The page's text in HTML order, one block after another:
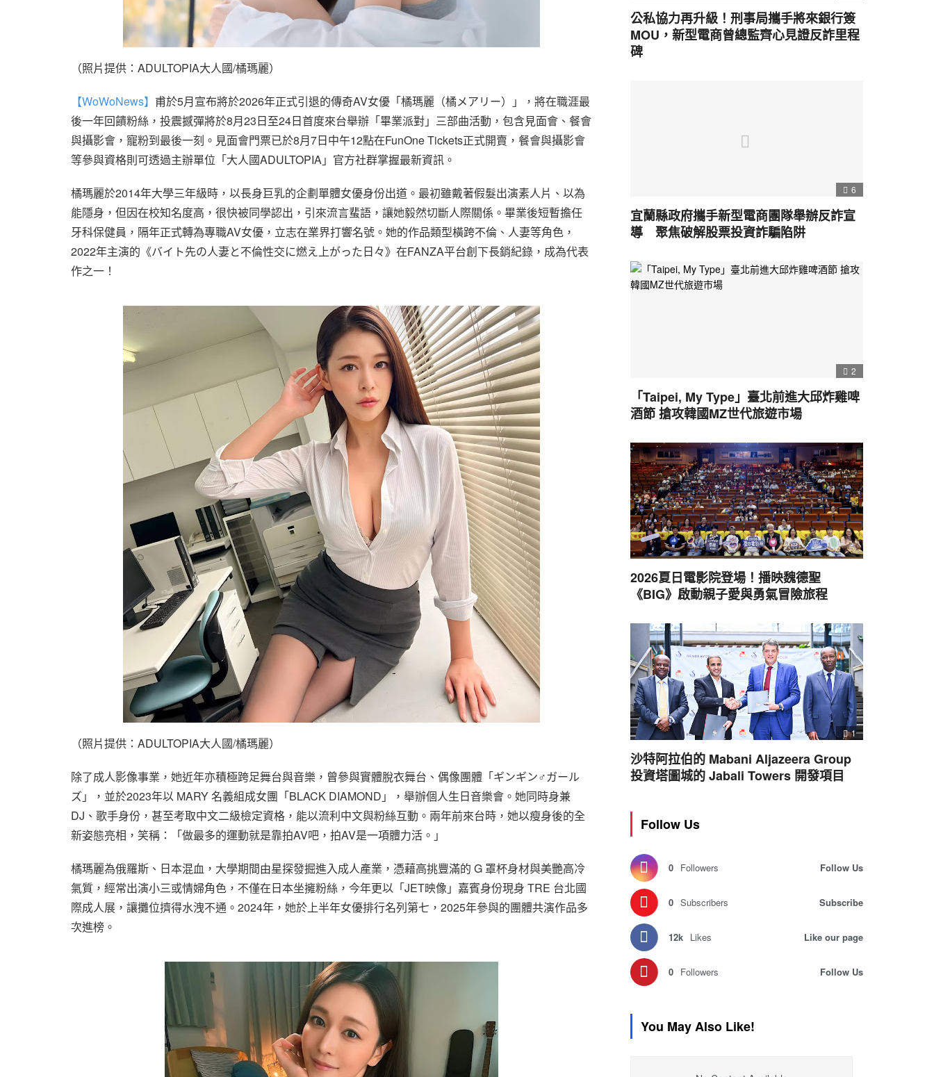
（照片提供：ADULTOPIA大人國/橘瑪麗）
【WoWoNews】 甫於5月宣布將於2026年正式引退的傳奇AV女優「橘瑪麗（橘メアリー）」，將在職涯最
後一年回饋粉絲，投震撼彈將於8月23日至24日首度來台舉辦「畢業派對」三部曲活動，包含見面會、餐會
與攝影會，寵粉到最後一刻。見面會門票已於8月7日中午12點在FunOne Tickets正式開賣，餐會與攝影會
等參與資格則可透過主辦單位「大人國ADULTOPIA」官方社群掌握最新資訊。
橘瑪麗於2014年大學三年級時，以長身巨乳的企劃單體女優身份出道。最初雖戴著假髮出演素人片、以為
能隱身，但因在校知名度高，很快被同學認出，引來流言蜚語，讓她毅然切斷人際關係。畢業後短暫擔任
牙科保健員，隔年正式轉為專職AV女優，立志在業界打響名號。她的作品類型橫跨不倫、人妻等角色，
2022年主演的《バイト先の人妻と不倫性交に燃え上がった日々》在FANZA平台創下長銷紀錄，成為代表
作之一！
（照片提供：ADULTOPIA大人國/橘瑪麗）
除了成人影像事業，她近年亦積極跨足舞台與音樂，曾參與實體脫衣舞台、偶像團體「ギンギン♂ガール
ズ」，並於2023年以 MARY 名義組成女團「BLACK DIAMOND」，舉辦個人生日音樂會。她同時身兼
DJ、歌手身份，甚至考取中文二級檢定資格，能以流利中文與粉絲互動。兩年前來台時，她以瘦身後的全
新姿態亮相，笑稱：「做最多的運動就是靠拍AV吧，拍AV是一項體力活。」
橘瑪麗為俄羅斯、日本混血，大學期間由星探發掘進入成人產業，憑藉高挑豐滿的 G 罩杯身材與美艷高冷
氣質，經常出演小三或情婦角色，不僅在日本坐擁粉絲，今年更以「JET映像」嘉賓身份現身 TRE 台北國
際成人展，讓攤位擠得水洩不通。2024年，她於上半年女優排行名列第七，2025年參與的團體共演作品多
次進榜。
公私協力再升級！刑事局攜手將來銀行簽
MOU，新型電商曾總監齊心見證反詐里程
碑
6
宜蘭縣政府攜手新型電商團隊舉辦反詐宣
導 聚焦破解股票投資詐騙陷阱
2
「Taipei, My Type」臺北前進大邱炸雞啤
酒節 搶攻韓國MZ世代旅遊市場
2026夏日電影院登場！播映魏德聖
《BIG》啟動親子愛與勇氣冒險旅程
1
沙特阿拉伯的 Mabani Aljazeera Group
投資塔圖城的 Jabali Towers 開發項目
Follow Us
0 Followers Follow Us
0 Subscribers Subscribe
12k Likes Like our page
0 Followers Follow Us
You May Also Like!